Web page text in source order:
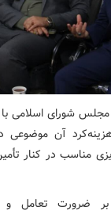
مجلس شورای اسلامی
آن موضوعی
مناسب در کنار
بر ضرورت تعامل